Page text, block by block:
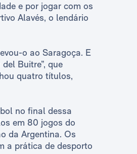
e por jogar com os
Alavés, o lendário
o ao Saragoça. E
Buitre”, que
quatro títulos,
no final dessa
em 80 jogos do
da Argentina. Os
a prática de desporto